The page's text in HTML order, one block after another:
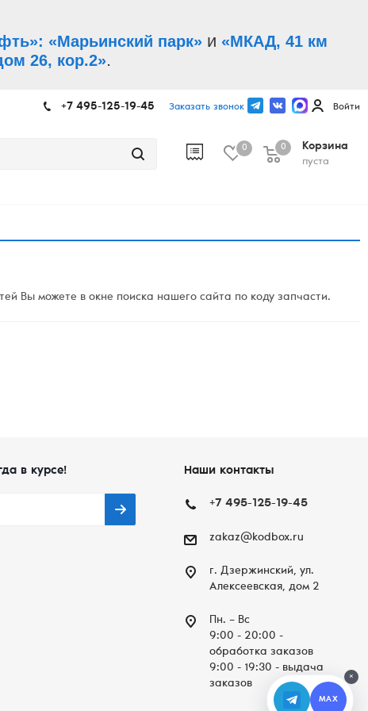
«Марьинский парк» и «МКАД, 41 км
26, кор.2».
+7 495-125-19-45 Заказать звонок Войти
0
Корзина
пуста
0
Вы можете в окне поиска нашего сайта по коду запчасти.
в курсе! Наши контакты
+7 495-125-19-45
zakaz@kodbox.ru
г. Дзержинский, ул.
Алексеевская, дом 2
Пн. – Вc
9:00 - 20:00 -
обработка заказов
9:00 - 19:30 - выдача
заказов
×
MAX